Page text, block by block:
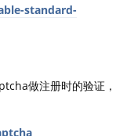
standard-
做注册时的验证，